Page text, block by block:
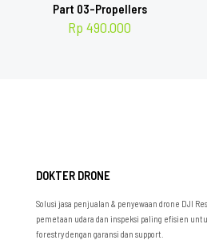
Part 03-Propellers
Rp 490.000
DOKTER DRONE
Solusi jasa penjualan & penyewaan drone DJI
pemetaan udara dan inspeksi paling efisien
forestry dengan garansi dan support.